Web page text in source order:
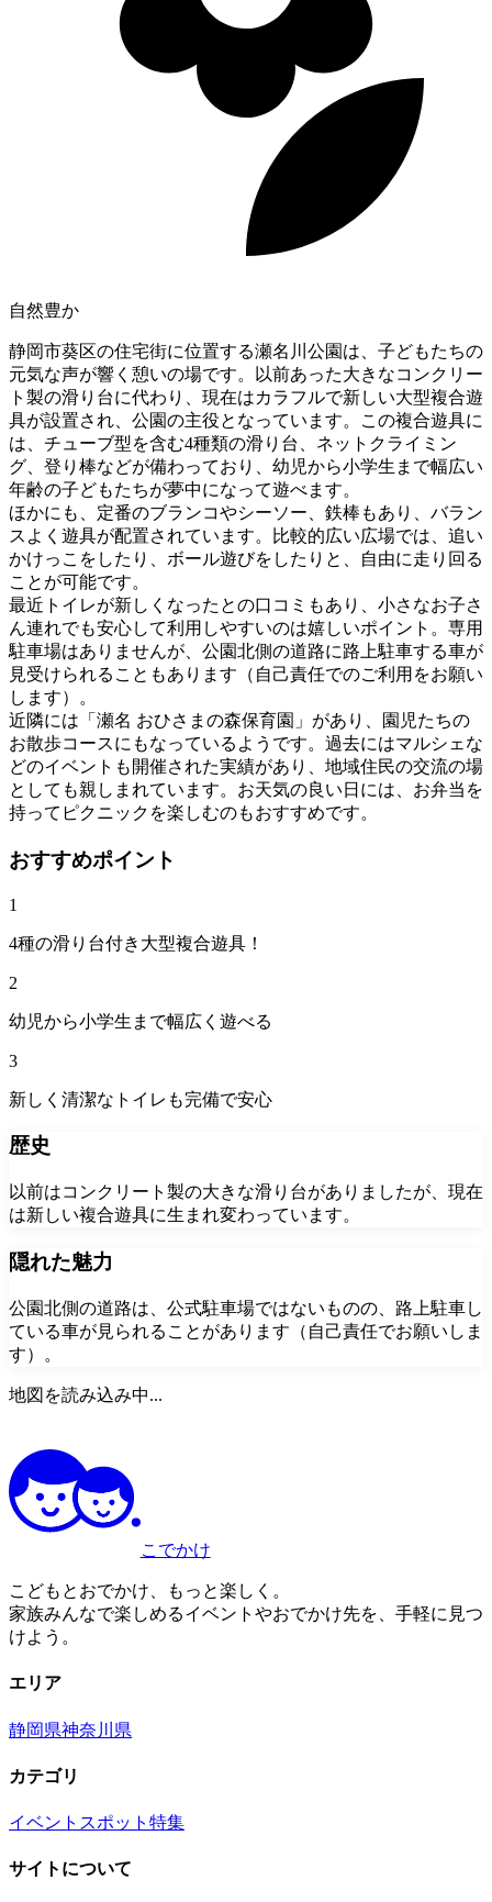
自然豊か
静岡市葵区の住宅街に位置する瀬名川公園は、子どもたちの
元気な声が響く憩いの場です。以前あった大きなコンクリー
ト製の滑り台に代わり、現在はカラフルで新しい大型複合遊
具が設置され、公園の主役となっています。この複合遊具に
は、チューブ型を含む4種類の滑り台、ネットクライミン
グ、登り棒などが備わっており、幼児から小学生まで幅広い
年齢の子どもたちが夢中になって遊べます。
ほかにも、定番のブランコやシーソー、鉄棒もあり、バラン
スよく遊具が配置されています。比較的広い広場では、追い
かけっこをしたり、ボール遊びをしたりと、自由に走り回る
ことが可能です。
最近トイレが新しくなったとの口コミもあり、小さなお子さ
ん連れでも安心して利用しやすいのは嬉しいポイント。専用
駐車場はありませんが、公園北側の道路に路上駐車する車が
見受けられることもあります（自己責任でのご利用をお願い
します）。
近隣には「瀬名 おひさまの森保育園」があり、園児たちの
お散歩コースにもなっているようです。過去にはマルシェな
どのイベントも開催された実績があり、地域住民の交流の場
としても親しまれています。お天気の良い日には、お弁当を
持ってピクニックを楽しむのもおすすめです。
おすすめポイント
1
4種の滑り台付き大型複合遊具！
2
幼児から小学生まで幅広く遊べる
3
新しく清潔なトイレも完備で安心
歴史
以前はコンクリート製の大きな滑り台がありましたが、現在
は新しい複合遊具に生まれ変わっています。
隠れた魅力
公園北側の道路は、公式駐車場ではないものの、路上駐車し
ている車が見られることがあります（自己責任でお願いしま
す）。
地図を読み込み中...
こでかけ
こどもとおでかけ、もっと楽しく。
家族みんなで楽しめるイベントやおでかけ先を、手軽に見つ
けよう。
エリア
静岡県神奈川県
カテゴリ
イベント スポット 特集
サイトについて